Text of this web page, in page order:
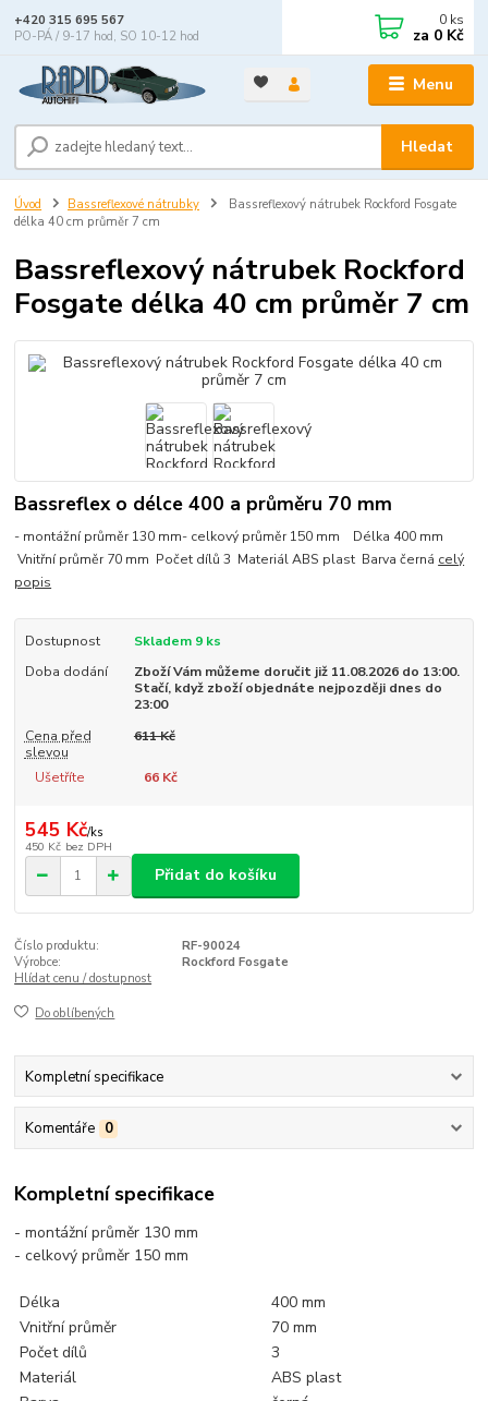
Menu
Hledat
+420 315 695 567
PO-PÁ / 9-17 hod, SO 10-12 hod
0 ks
za 0 Kč
Úvod Bassreflexové nátrubky
Bassreflexový nátrubek Rockford Fosgate
délka 40 cm průměr 7 cm
Bassreflexový nátrubek Rockford
Fosgate délka 40 cm průměr 7 cm
Bassreflex o délce 400 a průměru 70 mm
- montážní průměr 130 mm- celkový průměr 150 mm Délka 400 mm
Vnitřní průměr 70 mm Počet dílů 3 Materiál ABS plast Barva černá celý
popis
Dostupnost
Skladem 9 ks
Doba dodání
Zboží Vám můžeme doručit již 11.08.2026 do 13:00.
Stačí, když zboží objednáte nejpozději dnes do
23:00
Cena před
slevou
611 Kč
Ušetříte 66 Kč
545 Kč/ks
450 Kč bez DPH
Přidat do košíku
Číslo produktu:
RF-90024
Výrobce:
Rockford Fosgate
Hlídat cenu / dostupnost
Do oblíbených
Kompletní specifikace
Komentáře 0
Kompletní specifikace
- montážní průměr 130 mm
- celkový průměr 150 mm
Délka
400 mm
Vnitřní průměr
70 mm
Počet dílů
3
Materiál
ABS plast